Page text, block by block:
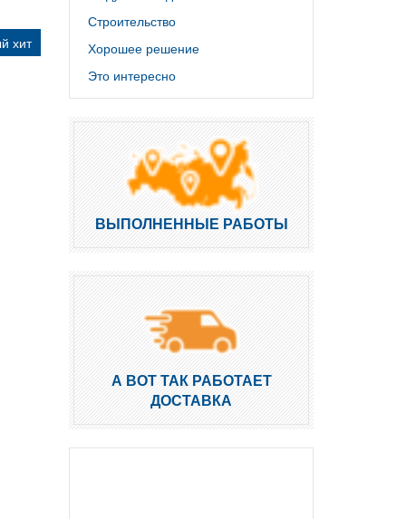
хит
Строительство
Хорошее решение
Это интересно
ВЫПОЛНЕННЫЕ РАБОТЫ
А ВОТ ТАК РАБОТАЕТ
ДОСТАВКА